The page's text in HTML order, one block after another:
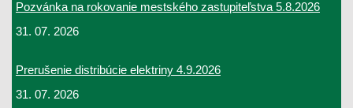
Pozvánka na rokovanie mestského zastupiteľstva 5.8.2026
31. 07. 2026
Prerušenie distribúcie elektriny 4.9.2026
31. 07. 2026